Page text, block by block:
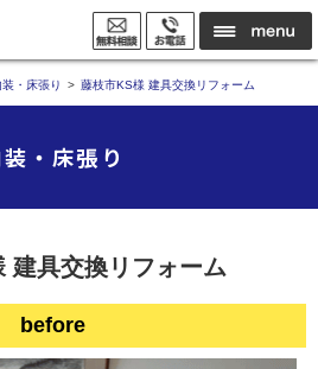
装・床張り 藤枝市KS様 建具交換リフォーム
・床張り
建具交換リフォーム
before